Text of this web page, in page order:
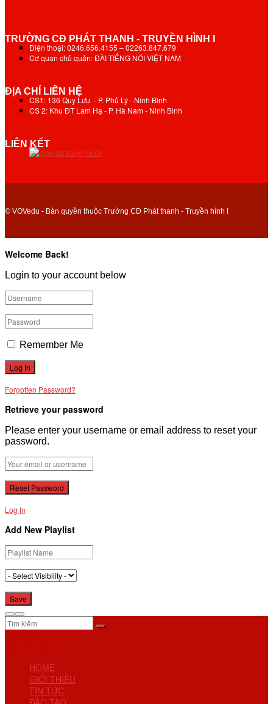
TRƯỜNG CĐ PHÁT THANH - TRUYỀN HÌNH I
Điện thoại: 0246.656.4155 – 02263.847.679
Cơ quan chủ quản: ĐÀI TIẾNG NÓI VIỆT NAM
ĐỊA CHỈ LIÊN HỆ
CS1: 136 Quy Lưu - P. Phủ Lý - Ninh Bình
CS 2: Khu ĐT Lam Hạ - P. Hà Nam - Ninh Bình
LIÊN KẾT
© VOVedu - Bản quyền thuộc Trường CĐ Phát thanh - Truyền hình I
Welcome Back!
Login to your account below
Remember Me
Forgotten Password?
Retrieve your password
Please enter your username or email address to reset your
password.
Log In
Add New Playlist
HOME
GIỚI THIỆU
TIN TỨC